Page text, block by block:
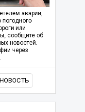
аварии,
или
сообщите об
новостей.
через